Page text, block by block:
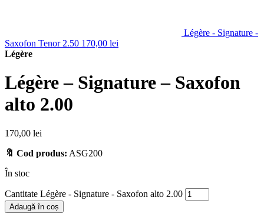
Légère - Signature -
Saxofon Tenor 2.50 170,00 lei
Légère
Légère – Signature – Saxofon
alto 2.00
170,00 lei
🔖 Cod produs: ASG200
În stoc
Cantitate Légère - Signature - Saxofon alto 2.00
Adaugă în coș